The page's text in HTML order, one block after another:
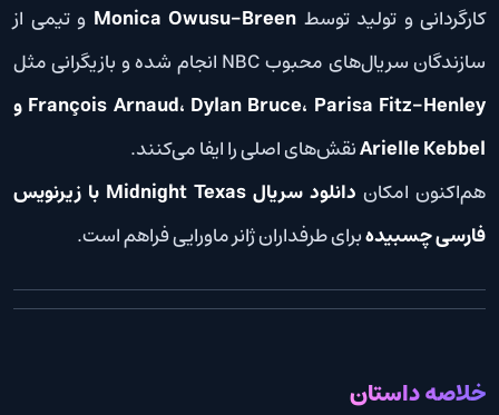
کارگردانی و تولید توسط Monica Owusu-Breen و تیمی از
سازندگان سریال‌های محبوب NBC انجام شده و بازیگرانی مثل
François Arnaud، Dylan Bruce، Parisa Fitz-Henley و
Arielle Kebbelنقش‌های اصلی را ایفا می‌کنند.
هم‌اکنون امکان
دانلود سریال Midnight Texas با زیرنویس
فارسی چسبیدهبرای طرفداران ژانر ماورایی فراهم است.
خلاصه داستان